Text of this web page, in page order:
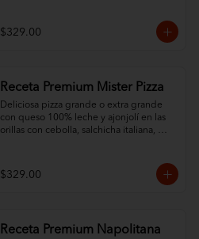
$329.00
Receta Premium Mister Pizza
Deliciosa pizza grande o extra grande
con queso 100% leche y ajonjolí en las
orillas con cebolla, salchicha italiana,
$329.00
Receta Premium Napolitana